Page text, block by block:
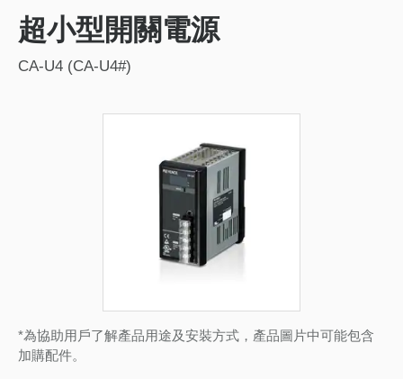
超小型開關電源
CA-U4 (CA-U4#)
*為協助用戶了解產品用途及安裝方式，產品圖片中可能包含
加購配件。